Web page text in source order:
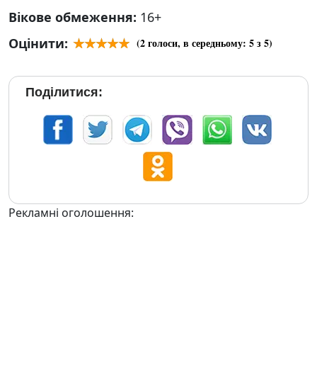
Вікове обмеження: 16+
Оцінити:
(2голоси, в середньому: 5з 5)
Поділитися:
Рекламні оголошення: